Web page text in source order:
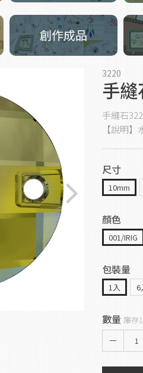
創作成品
3220
手
手縫石
【說明
尺寸
10mm
顏色
001/IRIG
包裝量
1入 6
數量 庫存
1